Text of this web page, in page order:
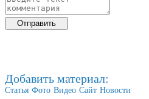
Добавить материал:
Статья Фото Видео Сайт Новости